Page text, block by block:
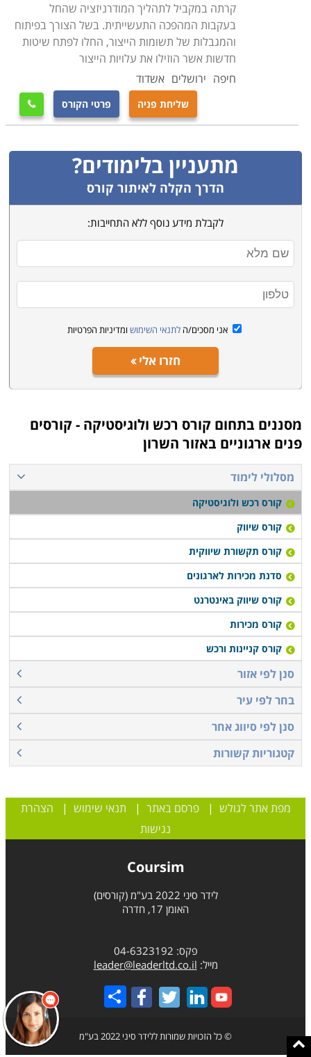
קרתה במקביל לתהליך המודרניזציה שהחל
בעקבות המהפכה התעשייתית. בשל הצורך בפיתוח
והמגבלות של תשומות הייצור, החלו לפתח שיטות
חדשות אשר הוזילו את עלויות הייצור
חיפה ירושלים אשדוד
שליחת פניה פרטי הקורס 
מתעניין בלימודים?
הדרך הקלה לאיתור קורס
לקבלת מידע נוסף ללא התחייבות:
אני מסכים/ה לתנאי השימוש ומדיניות הפרטיות
חזרו אלי
מסננים בתחום קורס רכש ולוגיסטיקה - קורסים
פנים ארגוניים באזור השרון
מסלולי לימוד
קורס רכש ולוגיסטיקה
קורס שיווק
קורס תקשורת שיווקית
סדנת מכירות לארגונים
קורס שיווק באינטרנט
קורס מכירות
קורס קניינות ורכש
סנן לפי אזור
בחר לפי עיר
סנן לפי סיווג אחר
קטגוריות קשורות
מפת אתר לגולש |פרסם באתר | תנאי שימוש | הצהרת
נגישות
Coursim
לידר סיני 2022 בע"מ (קורסים)
האומן 17, חדרה
פקס: 04-6323192
מייל: leader@leaderltd.co.il
Share
© כל הזכויות שמורות ללידר סיני 2022 בע"מ